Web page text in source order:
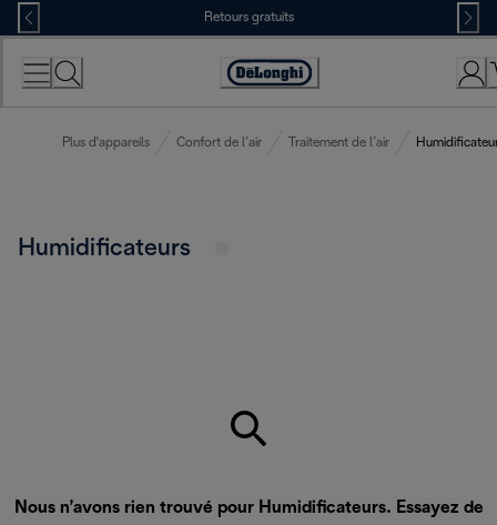
Skip
to
Content
Retours gratuits
Déclaration
Plus d'appareils Confort de l’air Traitement de l’air
Humidificateurs
Nous n’avons rien trouvé pour Humidificateurs. Essayez de